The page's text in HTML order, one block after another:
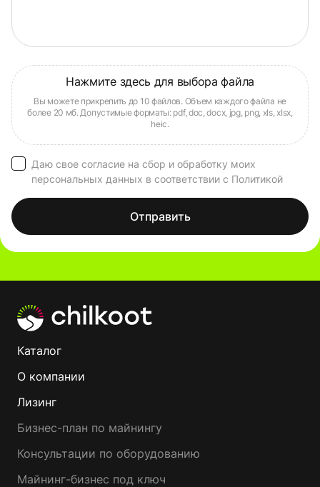
Даю свое согласие на сбор и обработку моих
персональных данных в соответствии с Политикой
Отправить
Каталог
О компании
Лизинг
Бизнес-план по майнингу
Консультации по оборудованию
Майнинг-бизнес под ключ